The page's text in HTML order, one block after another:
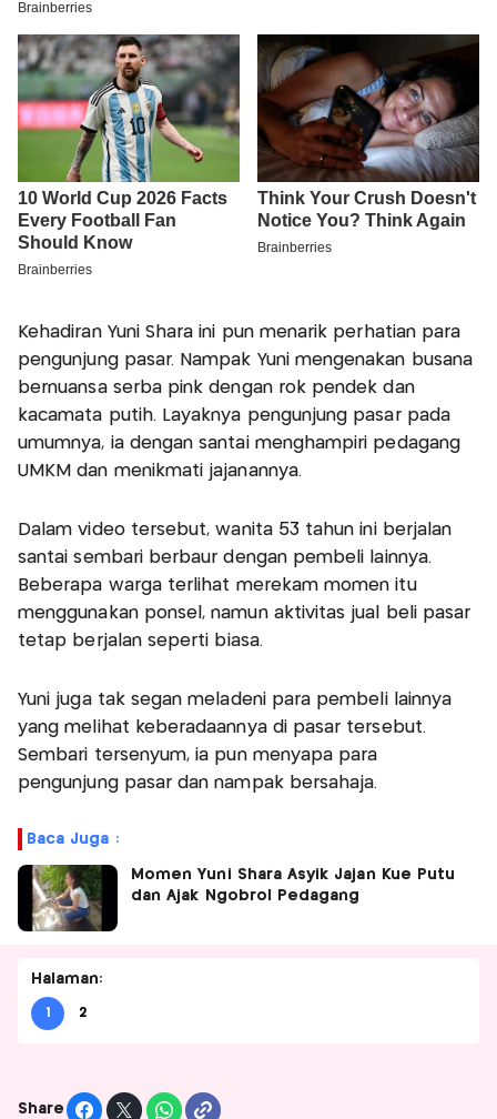
Kehadiran Yuni Shara ini pun menarik perhatian para
pengunjung pasar. Nampak Yuni mengenakan busana
bernuansa serba pink dengan rok pendek dan
kacamata putih. Layaknya pengunjung pasar pada
umumnya, ia dengan santai menghampiri pedagang
UMKM dan menikmati jajanannya.
Dalam video tersebut, wanita 53 tahun ini berjalan
santai sembari berbaur dengan pembeli lainnya.
Beberapa warga terlihat merekam momen itu
menggunakan ponsel, namun aktivitas jual beli pasar
tetap berjalan seperti biasa.
Yuni juga tak segan meladeni para pembeli lainnya
yang melihat keberadaannya di pasar tersebut.
Sembari tersenyum, ia pun menyapa para
pengunjung pasar dan nampak bersahaja.
Baca Juga :
Momen Yuni Shara Asyik Jajan Kue Putu
dan Ajak Ngobrol Pedagang
Halaman:
1 2
Share